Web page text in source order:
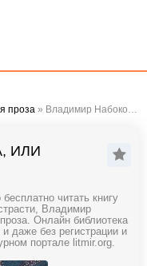
проза » Владимир Набоков - Ада, или Радости страсти
ИЛИ
читать книгу
Владимир
Онлайн библиотека
даже без регистрации и
портале litmir.org.